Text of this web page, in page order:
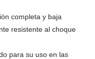
completa y baja
resistente al choque
para su uso en las